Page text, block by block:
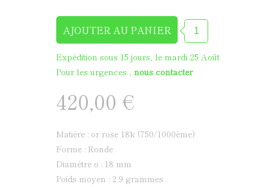
Expédition sous 15 jours, le mardi 25 Août
Pour les urgences , nous contacter
420,00 €
Matière : or rose 18k (750/1000ème)
Forme : Ronde
Diamètre ø : 18 mm
Poids moyen : 2.9 grammes